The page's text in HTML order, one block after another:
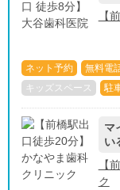
【
ネット予約 無料電
キッズスペース
駐
マ
い
【
ク